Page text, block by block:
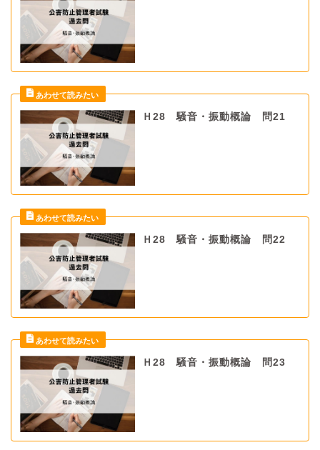
Ｈ28 騒音・振動概論 問21
Ｈ28 騒音・振動概論 問22
Ｈ28 騒音・振動概論 問23